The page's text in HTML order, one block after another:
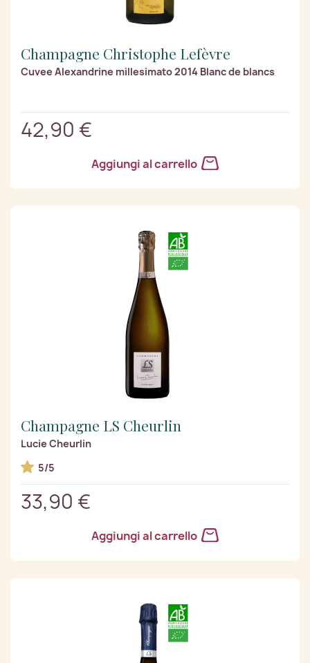
Champagne Christophe Lefèvre
Cuvee Alexandrine millesimato 2014 Blanc de blancs
42,90 €
Aggiungi al carrello
Champagne LS Cheurlin
Lucie Cheurlin
5/5
33,90 €
Aggiungi al carrello